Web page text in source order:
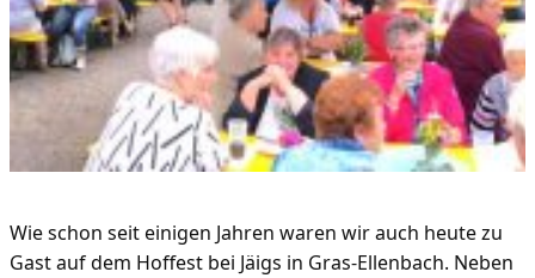
Wie schon seit einigen Jahren waren wir auch heute zu
Gast auf dem Hoffest bei Jäigs in Gras-Ellenbach. Neben